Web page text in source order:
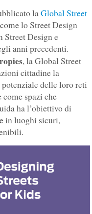
laGlobal Street
lo Street Design
Street Design e
anni precedenti.
, la Global Street
cittadine la
delle loro reti
spazi che
ha l’obiettivo di
in luoghi sicuri,